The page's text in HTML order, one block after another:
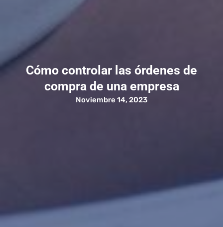
Cómo controlar las órdenes de
compra de una empresa
Noviembre 14, 2023